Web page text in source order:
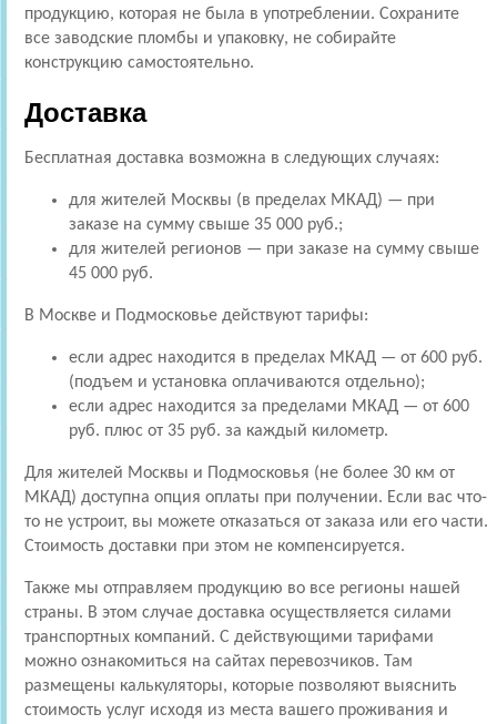
продукцию, которая не была в употреблении. Сохраните
все заводские пломбы и упаковку, не собирайте
конструкцию самостоятельно.
Доставка
Бесплатная доставка возможна в следующих случаях:
для жителей Москвы (в пределах МКАД) — при
заказе на сумму свыше 35 000 руб.;
для жителей регионов — при заказе на сумму свыше
45 000 руб.
В Москве и Подмосковье действуют тарифы:
если адрес находится в пределах МКАД — от 600 руб.
(подъем и установка оплачиваются отдельно);
если адрес находится за пределами МКАД — от 600
руб. плюс от 35 руб. за каждый километр.
Для жителей Москвы и Подмосковья (не более 30 км от
МКАД) доступна опция оплаты при получении. Если вас что-
то не устроит, вы можете отказаться от заказа или его части.
Стоимость доставки при этом не компенсируется.
Также мы отправляем продукцию во все регионы нашей
страны. В этом случае доставка осуществляется силами
транспортных компаний. С действующими тарифами
можно ознакомиться на сайтах перевозчиков. Там
размещены калькуляторы, которые позволяют выяснить
стоимость услуг исходя из места вашего проживания и